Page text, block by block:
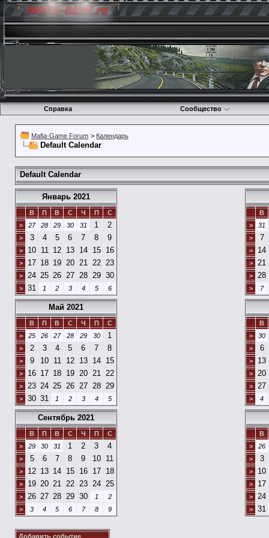
Справка Сообщество
Mafia-Game Forum > Календарь
Default Calendar
Default Calendar
Январь 2021
В П В С Ч П
С
>
27 28 29 30 31 1 2
> 3 4 5 6 7 8 9
> 10 11 12 13 14 15 16
> 17 18 19 20 21 22 23
> 24 25 26 27 28 29 30
> 31 1 2 3 4 5 6
В
>
31
>
7
> 14
> 21
> 28
> 7
Май 2021
В П В С Ч П
С
>
25 26 27 28 29 30 1
> 2 3 4 5 6 7 8
> 9 10 11 12 13 14 15
> 16 17 18 19 20 21 22
> 23 24 25 26 27 28 29
> 30 31 1 2 3 4 5
В
>
30
>
6
> 13
> 20
> 27
> 4
Сентябрь 2021
В П В С Ч П
С
>
29 30 31 1 2 3 4
> 5 6 7 8 9 10 11
> 12 13 14 15 16 17 18
> 19 20 21 22 23 24 25
> 26 27 28 29 30 1
2
>
3 4 5 6 7 8 9
В
>
26
>
3
> 10
> 17
> 24
> 31
Добавить событие